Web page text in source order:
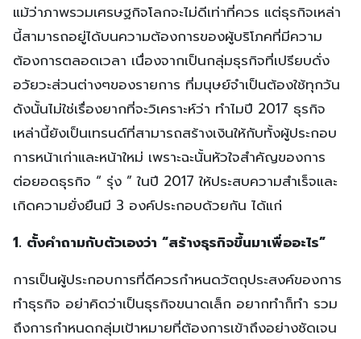
แม้ว่าภาพรวมเศรษฐกิจโลกจะไม่ดีเท่าที่ควร แต่ธุรกิจเหล่า
นี้สามารถอยู่ได้บนความต้องการของผู้บริโภคที่มีความ
ต้องการตลอดเวลา เนื่องจากเป็นกลุ่มธุรกิจที่เปรียบดั่ง
อวัยวะส่วนต่างๆของรายการ ที่มนุษย์จำเป็นต้องใช้ทุกวัน
ดังนั้นไม่ใช่เรื่องยากที่จะวิเคราะห์ว่า ทำไมปี 2017 ธุรกิจ
เหล่านี้ยังเป็นเทรนด์ที่สามารถสร้างเงินให้กับทั้งผู้ประกอบ
การหน้าเก่าและหน้าใหม่ เพราะฉะนั้นหัวใจสำคัญของการ
ต่อยอดธุรกิจ “ รุ่ง ” ในปี 2017 ให้ประสบความสำเร็จและ
เกิดความยั่งยืนมี 3 องค์ประกอบด้วยกัน ได้แก่
1. ตั้งคำถามกับตัวเองว่า “สร้างธุรกิจขึ้นมาเพื่ออะไร”
การเป็นผู้ประกอบการที่ดีควรกำหนดวัตถุประสงค์ของการ
ทำธุรกิจ อย่าคิดว่าเป็นธุรกิจขนาดเล็ก อยากทำก็ทำ รวม
ถึงการกำหนดกลุ่มเป้าหมายที่ต้องการเข้าถึงอย่างชัดเจน